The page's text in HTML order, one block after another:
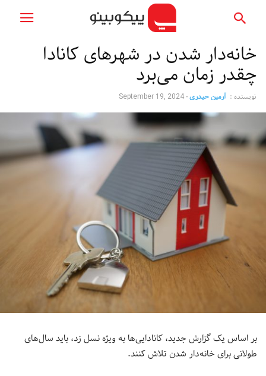
خانه‌دار شدن در شهرهای کانادا
چقدر زمان می‌برد
نویسنده : آرمین حیدری-
September 19, 2024
بر اساس یک گزارش جدید، کانادایی‌ها به ویژه نسل زد، باید سال‌های
طولانی برای خانه‌دار شدن تلاش کنند.